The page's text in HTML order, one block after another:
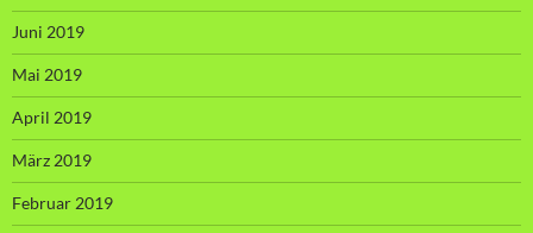
Juni 2019
Mai 2019
April 2019
März 2019
Februar 2019